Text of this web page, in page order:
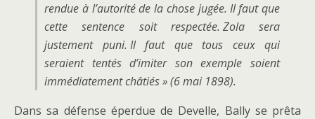
rendue à l’autorité de la chose jugée. Il faut que
cette sentence soit respectée. Zola sera
justement puni. Il faut que tous ceux qui
seraient tentés d’imiter son exemple soient
immédiatement châtiés » (6 mai 1898).
Dans sa défense éperdue de Develle, Bally se prêta